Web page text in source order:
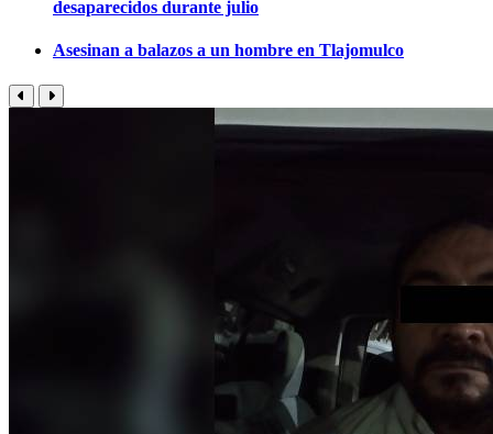
desaparecidos durante julio
Asesinan a balazos a un hombre en Tlajomulco